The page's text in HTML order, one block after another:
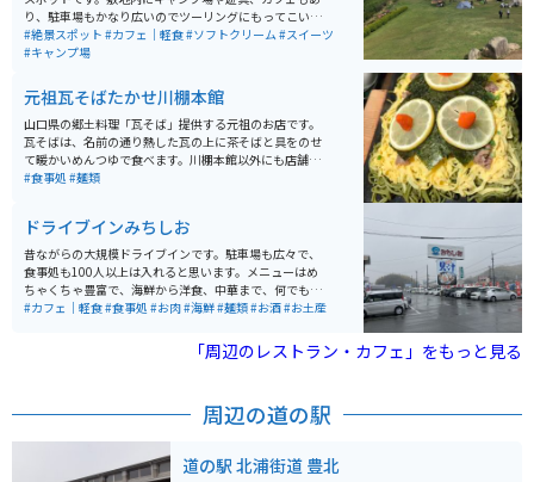
り、駐車場もかなり広いのでツーリングにもってこいの
スポットです。カフェのデザートも非常に美味で、店内
から見える景色も最高です。キャンプの際にはトイレや
す。
#絶景スポット #カフェ｜軽食#ソフトクリーム#スイーツ
#キャンプ場
元祖瓦そばたかせ川棚本館
山口県の郷土料理「瓦そば」提供する元祖のお店です。
瓦そばは、名前の通り熱した瓦の上に茶そばと具をのせ
て暖かいめんつゆで食べます。川棚本館以外にも店舗は
ありますが、すべての店舗でかなり混雑しています。山
#食事処 #麺類
ドライブインみちしお
昔ながらの大規模ドライブインです。駐車場も広々で、
食事処も100人以上は入れると思います。メニューはめ
ちゃくちゃ豊富で、海鮮から洋食、中華まで、何でもあ
りといった感じですが、ここの名物は何と言っても「貝
も抜群です。値段もとってもリーズナブルで、殆どの方
がこの「貝汁」を注文しています。
#カフェ｜軽食#食事処 #お肉#海鮮#麺類#お酒#お土産
「周辺のレストラン・カフェ」をもっと見る
周辺の道の駅
道の駅 北浦街道 豊北